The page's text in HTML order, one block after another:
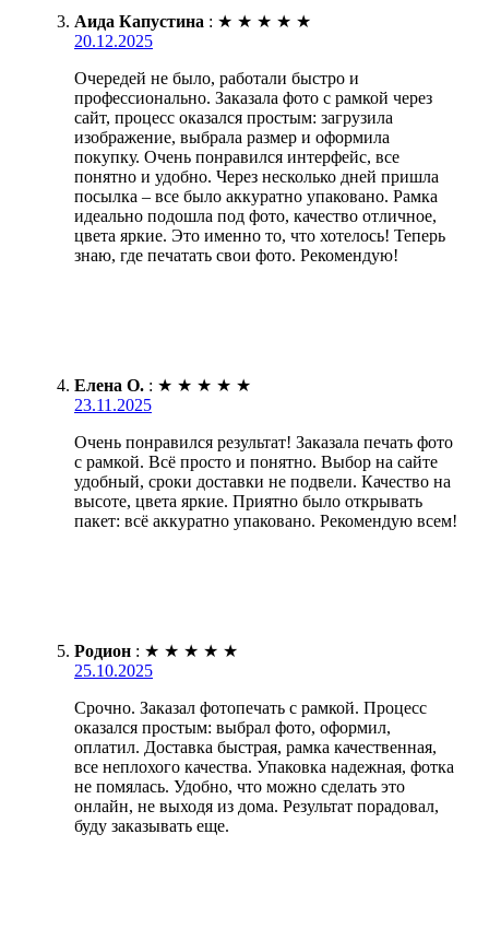
Аида Капустина : ★ ★ ★ ★ ★
20.12.2025
Очередей не было, работали быстро и
профессионально. Заказала фото с рамкой через
сайт, процесс оказался простым: загрузила
изображение, выбрала размер и оформила
покупку. Очень понравился интерфейс, все
понятно и удобно. Через несколько дней пришла
посылка – все было аккуратно упаковано. Рамка
идеально подошла под фото, качество отличное,
цвета яркие. Это именно то, что хотелось! Теперь
знаю, где печатать свои фото. Рекомендую!
Елена О. : ★ ★ ★ ★ ★
23.11.2025
Очень понравился результат! Заказала печать фото
с рамкой. Всё просто и понятно. Выбор на сайте
удобный, сроки доставки не подвели. Качество на
высоте, цвета яркие. Приятно было открывать
пакет: всё аккуратно упаковано. Рекомендую всем!
Родион : ★ ★ ★ ★ ★
25.10.2025
Срочно. Заказал фотопечать с рамкой. Процесс
оказался простым: выбрал фото, оформил,
оплатил. Доставка быстрая, рамка качественная,
все неплохого качества. Упаковка надежная, фотка
не помялась. Удобно, что можно сделать это
онлайн, не выходя из дома. Результат порадовал,
буду заказывать еще.